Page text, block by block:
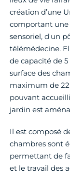
création d’une
comportant une
sensoriel, d'un
télémédecine.
de capacité de
surface des
maximum de
pouvant
jardin est
Il est composé
chambres sont
permettant de
et le travail des